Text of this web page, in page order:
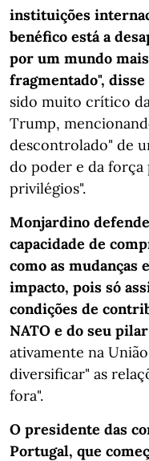
instituições
benéfico está a
por um mundo
fragmentado",
sido muito crítico
Trump,
descontrolado" de
do poder e da força
privilégios".
Monjardino
capacidade de
como as mudanças
impacto, pois só
condições de
NATO e do seu
ativamente na
diversificar" as
fora".
O presidente das
Portugal, que